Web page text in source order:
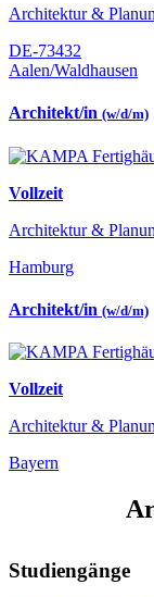
Architektur &
DE-73432
Aalen/Waldhausen
Architekt/in (w/d/m)
Vollzeit
Architektur &
Hamburg
Architekt/in (w/d/m)
Vollzeit
Architektur &
Bayern
Studiengänge